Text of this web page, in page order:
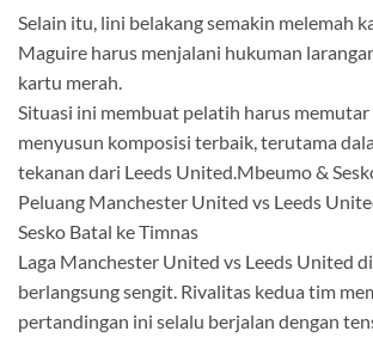
Selain itu, lini belakang semakin melemah
Maguire harus menjalani hukuman
kartu merah.
Situasi ini membuat pelatih harus
menyusun komposisi terbaik, terutama
tekanan dari Leeds United.Mbeumo &
Peluang Manchester United vs Leeds
Sesko Batal ke Timnas
Laga Manchester United vs Leeds United
berlangsung sengit. Rivalitas kedua tim
pertandingan ini selalu berjalan dengan